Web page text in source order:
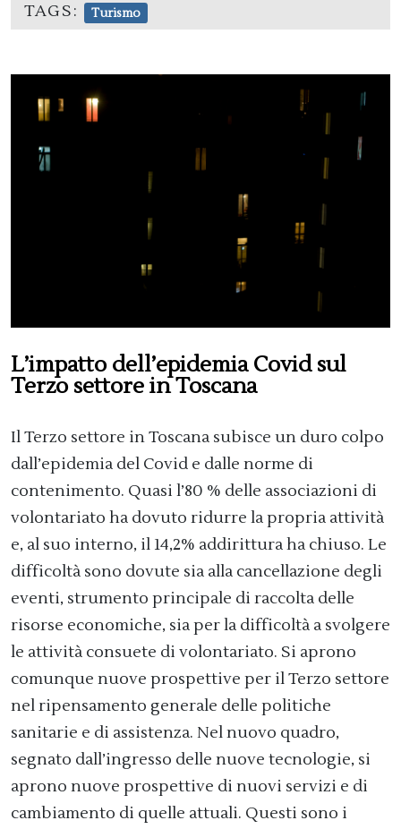
TAGS: Turismo
L’impatto dell’epidemia Covid sul
Terzo settore in Toscana
Il Terzo settore in Toscana subisce un duro colpo
dall’epidemia del Covid e dalle norme di
contenimento. Quasi l’80 % delle associazioni di
volontariato ha dovuto ridurre la propria attività
e, al suo interno, il 14,2% addirittura ha chiuso. Le
difficoltà sono dovute sia alla cancellazione degli
eventi, strumento principale di raccolta delle
risorse economiche, sia per la difficoltà a svolgere
le attività consuete di volontariato. Si aprono
comunque nuove prospettive per il Terzo settore
nel ripensamento generale delle politiche
sanitarie e di assistenza. Nel nuovo quadro,
segnato dall’ingresso delle nuove tecnologie, si
aprono nuove prospettive di nuovi servizi e di
cambiamento di quelle attuali. Questi sono i